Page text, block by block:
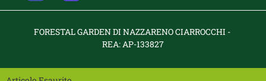
FORESTAL GARDEN DI NAZZARENO CIARROCCHI -
REA:AP-133827